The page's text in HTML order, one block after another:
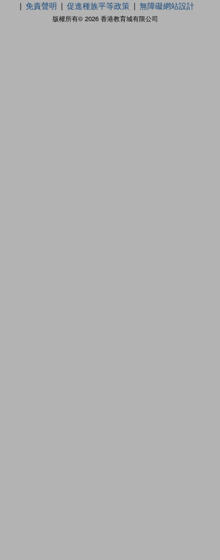
版權所有© 2026 香港教育城有限公司
免責聲明
促進種族平等政策 無障礙網站設計